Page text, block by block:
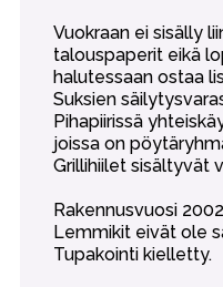
Vuokraan ei sisälly
talouspaperit eikä
halutessaan ostaa
Suksien
Pihapiirissä
joissa on
Grillihiilet sisältyvät
Rakennusvuosi
Lemmikit eivät ole
Tupakointi kielletty.